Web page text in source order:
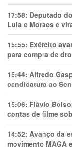
17:58: Deputado
Lula e Moraes e
15:55: Exército
para compra de
15:44: Alfredo
candidatura ao
15:06: Flávio
contas de filme
14:52: Avanço da
movimento MAGA